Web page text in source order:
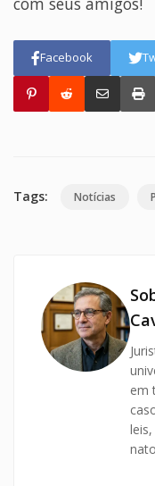
Facebook
Tags: Notícias
em